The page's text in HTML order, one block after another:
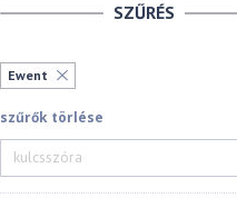
SZŰRÉS
Ewent
szűrők törlése